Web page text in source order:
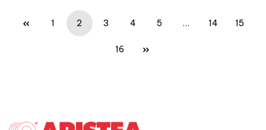
1 2 3 4 5 … 14 15
16